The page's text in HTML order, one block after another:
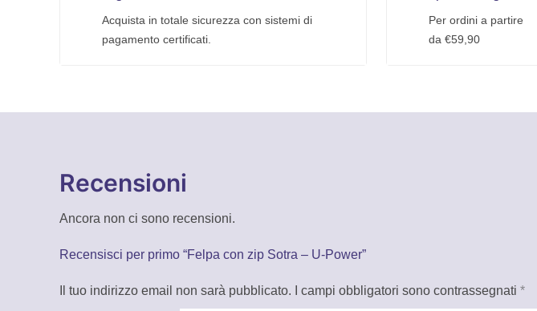
Acquista in totale sicurezza con sistemi di
pagamento certificati.
Per ordini a partire
da €59,90
Recensioni
Ancora non ci sono recensioni.
Recensisci per primo “Felpa con zip Sotra – U-Power”
Il tuo indirizzo email non sarà pubblicato. I campi obbligatori sono contrassegnati *